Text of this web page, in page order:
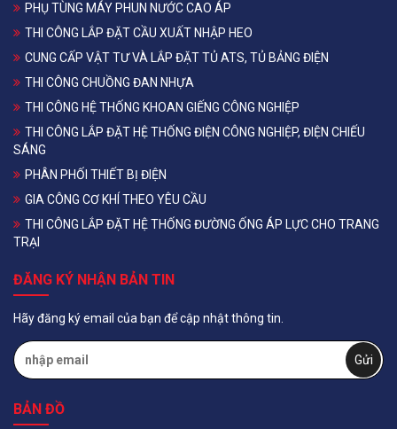
PHỤ TÙNG MÁY PHUN NƯỚC CAO ÁP
THI CÔNG LẮP ĐẶT CẦU XUẤT NHẬP HEO
CUNG CẤP VẬT TƯ VÀ LẮP ĐẶT TỦ ATS, TỦ BẢNG ĐIỆN
THI CÔNG CHUỒNG ĐAN NHỰA
THI CÔNG HỆ THỐNG KHOAN GIẾNG CÔNG NGHIỆP
THI CÔNG LẮP ĐẶT HỆ THỐNG ĐIỆN CÔNG NGHIỆP, ĐIỆN CHIẾU
SÁNG
PHÂN PHỐI THIẾT BỊ ĐIỆN
GIA CÔNG CƠ KHÍ THEO YÊU CẦU
THI CÔNG LẮP ĐẶT HỆ THỐNG ĐƯỜNG ỐNG ÁP LỰC CHO TRANG
TRẠI
ĐĂNG KÝ NHẬN BẢN TIN
Hãy đăng ký email của bạn để cập nhật thông tin.
BẢN ĐỒ